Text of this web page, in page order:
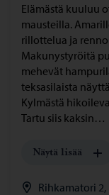
Elämästä kuuluu
mausteilla.
rillottelua ja
Makunystyröitä
mehevät
teksasilaista
Kylmästä
Tartu siis kaksin…
Näytä lisää
Rihkamatori